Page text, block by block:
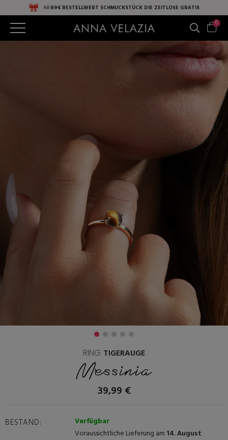
AB89€ BESTELLWERT SCHMUCKSTÜCK DIE ZEITLOSE GRATIS
0
RING TIGERAUGE
Messinia
39,99 €
BESTAND:
Verfügbar
Voraussichtliche Lieferung am 14. August